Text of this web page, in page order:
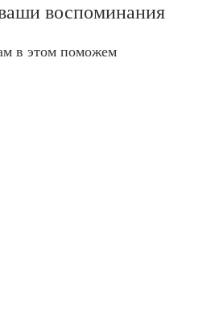
воспоминания
в этом поможем